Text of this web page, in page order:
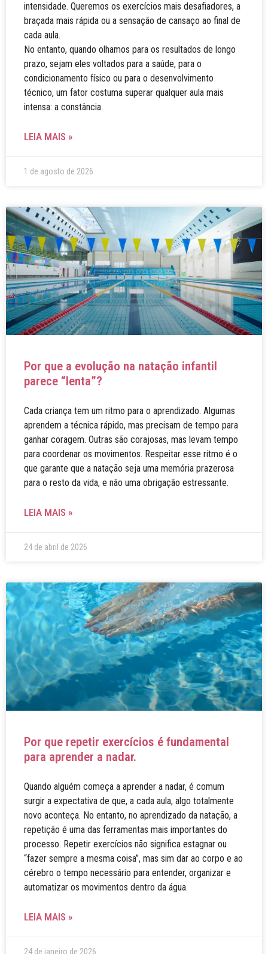
intensidade. Queremos os exercícios mais desafiadores, a
braçada mais rápida ou a sensação de cansaço ao final de
cada aula.
No entanto, quando olhamos para os resultados de longo
prazo, sejam eles voltados para a saúde, para o
condicionamento físico ou para o desenvolvimento
técnico, um fator costuma superar qualquer aula mais
intensa: a constância.
LEIA MAIS »
1 de agosto de 2026
Por que a evolução na natação infantil
parece “lenta”?
Cada criança tem um ritmo para o aprendizado. Algumas
aprendem a técnica rápido, mas precisam de tempo para
ganhar coragem. Outras são corajosas, mas levam tempo
para coordenar os movimentos. Respeitar esse ritmo é o
que garante que a natação seja uma memória prazerosa
para o resto da vida, e não uma obrigação estressante.
LEIA MAIS »
24 de abril de 2026
Por que repetir exercícios é fundamental
para aprender a nadar.
Quando alguém começa a aprender a nadar, é comum
surgir a expectativa de que, a cada aula, algo totalmente
novo aconteça. No entanto, no aprendizado da natação, a
repetição é uma das ferramentas mais importantes do
processo. Repetir exercícios não significa estagnar ou
“fazer sempre a mesma coisa”, mas sim dar ao corpo e ao
cérebro o tempo necessário para entender, organizar e
automatizar os movimentos dentro da água.
LEIA MAIS »
24 de janeiro de 2026